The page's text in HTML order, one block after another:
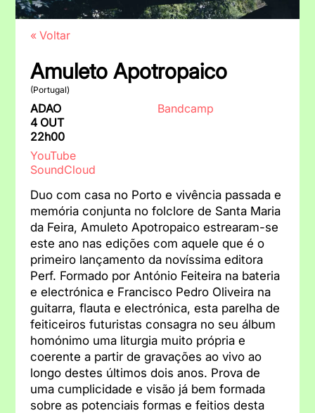
« Voltar
Amuleto Apotropaico
(Portugal)
ADAO
4 OUT
22h00
Bandcamp
YouTube
SoundCloud
Duo com casa no Porto e vivência passada e
memória conjunta no folclore de Santa Maria
da Feira, Amuleto Apotropaico estrearam-se
este ano nas edições com aquele que é o
primeiro lançamento da novíssima editora
Perf. Formado por António Feiteira na bateria
e electrónica e Francisco Pedro Oliveira na
guitarra, flauta e electrónica, esta parelha de
feiticeiros futuristas consagra no seu álbum
homónimo uma liturgia muito própria e
coerente a partir de gravações ao vivo ao
longo destes últimos dois anos. Prova de
uma cumplicidade e visão já bem formada
sobre as potenciais formas e feitios desta